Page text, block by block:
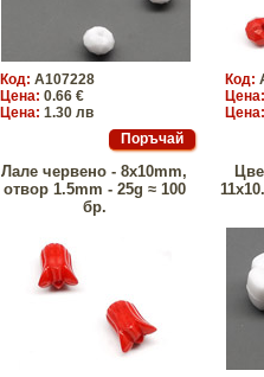
Код: A107228
Цена: 0.66 €
Цена: 1.30 лв
Код:
Лале червено - 8x10mm,
отвор 1.5mm - 25g ≈ 100
бр.